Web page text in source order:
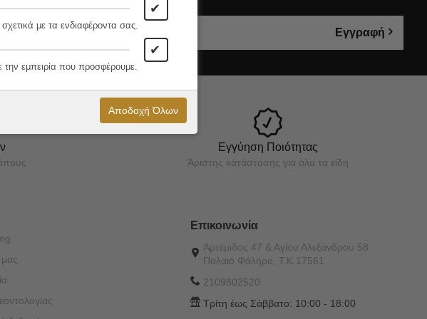
Εγγραφή
Εγγύηση Ποιότητας
Άριστης κατάστασης για όλα τα είδη
Επικοινωνία
Αρτέμιδος 47 & Αγίου Αλεξάνδρου 58
Παλαιό Φάληρο, Τ.Κ.17561
2109802520
Τρίτη έως Σάββατο: 10:00 - 18:00
✔
με τα ενδιαφέροντα σας.
✔
την εμπειρία που προσφέρουμε.
Αποδοχή Όλων